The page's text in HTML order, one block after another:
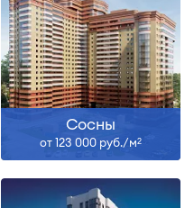
Сосны
от 123 000 руб./м2